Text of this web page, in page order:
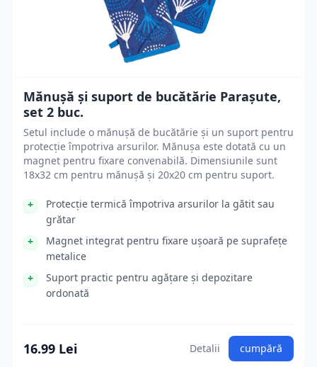
Mănușă și suport de bucătărie Parașute,
set 2 buc.
Setul include o mănușă de bucătărie și un suport pentru
protecție împotriva arsurilor. Mănușa este dotată cu un
magnet pentru fixare convenabilă. Dimensiunile sunt
18x32 cm pentru mănușă și 20x20 cm pentru suport.
Protecție termică împotriva arsurilor la gătit sau
grătar
Magnet integrat pentru fixare ușoară pe suprafețe
metalice
Suport practic pentru agățare și depozitare
ordonată
16.99 Lei Detalii cumpără